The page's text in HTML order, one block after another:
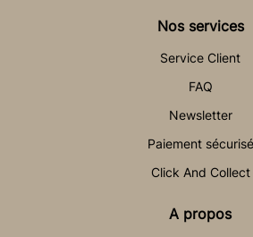
Nos services
Service Client
FAQ
Newsletter
Paiement sécurisé
Click And Collect
A propos